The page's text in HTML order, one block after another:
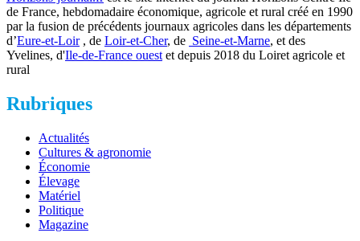
de France, hebdomadaire économique, agricole et rural créé en 1990
par la fusion de précédents journaux agricoles dans les départements
d’Eure-et-Loir, de Loir-et-Cher, de Seine-et-Marne, et des
Yvelines, d'Ile-de-France ouestet depuis 2018 du Loiret agricole et
rural
Rubriques
Actualités
Cultures & agronomie
Économie
Élevage
Matériel
Politique
Magazine